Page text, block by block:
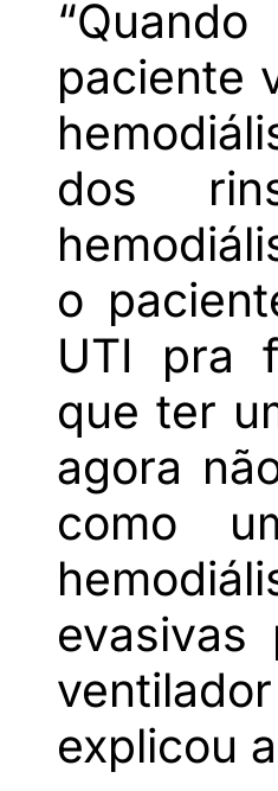
paciente
dos
o
UTI pra
que ter
agora
como
explicou